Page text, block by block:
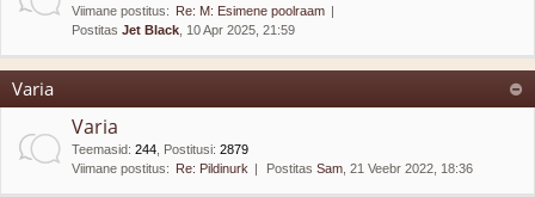
Viimane postitus: Re: M: Esimene poolraam
Postitas Jet Black , 10 Apr 2025, 21:59
Varia
Varia
Teemasid: 244 Postitusi: 2879
Viimane postitus: Re: Pildinurk Postitas Sam , 21 Veebr 2022, 18:36